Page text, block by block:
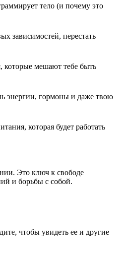
тело (и почему это
зависимостей, перестать
мешают тебе быть
энергии, гормоны и даже твою
которая будет работать
Это ключ к свободе
и борьбы с собой.
чтобы увидеть ее и другие